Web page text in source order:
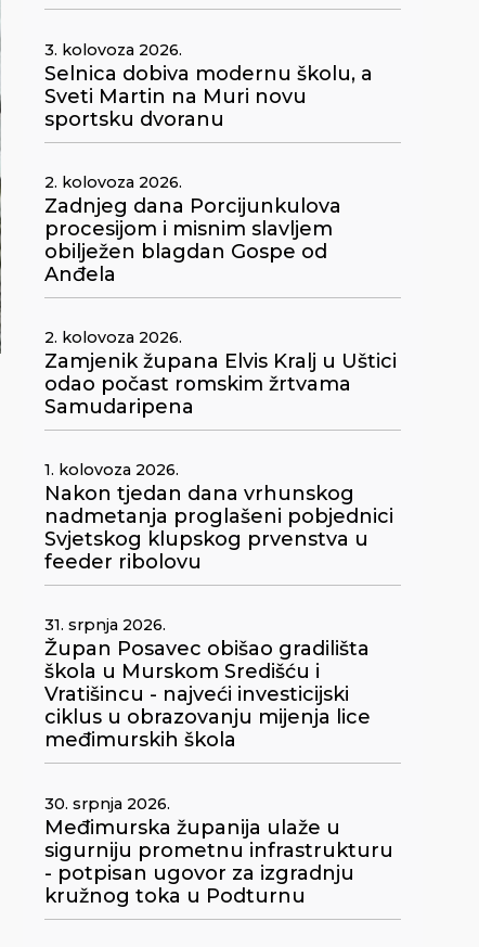
3. kolovoza 2026.
Selnica dobiva modernu školu, a
Sveti Martin na Muri novu
sportsku dvoranu
2. kolovoza 2026.
Zadnjeg dana Porcijunkulova
procesijom i misnim slavljem
obilježen blagdan Gospe od
Anđela
2. kolovoza 2026.
Zamjenik župana Elvis Kralj u Uštici
odao počast romskim žrtvama
Samudaripena
1. kolovoza 2026.
Nakon tjedan dana vrhunskog
nadmetanja proglašeni pobjednici
Svjetskog klupskog prvenstva u
feeder ribolovu
31. srpnja 2026.
Župan Posavec obišao gradilišta
škola u Murskom Središću i
Vratišincu - najveći investicijski
ciklus u obrazovanju mijenja lice
međimurskih škola
30. srpnja 2026.
Međimurska županija ulaže u
sigurniju prometnu infrastrukturu
- potpisan ugovor za izgradnju
kružnog toka u Podturnu